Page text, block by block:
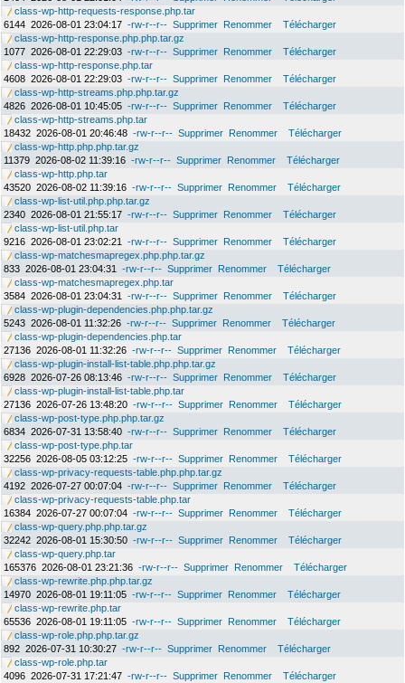
class-wp-http-requests-response.php.tar
6144 2026-08-01 23:04:17 -rw-r--r-- Supprimer Renommer
Télécharger
class-wp-http-response.php.php.tar.gz
1077 2026-08-01 22:29:03 -rw-r--r-- Supprimer Renommer
Télécharger
class-wp-http-response.php.tar
4608 2026-08-01 22:29:03 -rw-r--r-- Supprimer Renommer
Télécharger
class-wp-http-streams.php.php.tar.gz
4826 2026-08-01 10:45:05 -rw-r--r-- Supprimer Renommer
Télécharger
class-wp-http-streams.php.tar
18432 2026-08-01 20:46:48 -rw-r--r-- Supprimer Renommer
Télécharger
class-wp-http.php.php.tar.gz
11379 2026-08-02 11:39:16 -rw-r--r-- Supprimer Renommer
Télécharger
class-wp-http.php.tar
43520 2026-08-02 11:39:16 -rw-r--r-- Supprimer Renommer
Télécharger
class-wp-list-util.php.php.tar.gz
2340 2026-08-01 21:55:17 -rw-r--r-- Supprimer Renommer
Télécharger
class-wp-list-util.php.tar
9216 2026-08-01 23:02:21 -rw-r--r-- Supprimer Renommer
Télécharger
class-wp-matchesmapregex.php.php.tar.gz
833 2026-08-01 23:04:31 -rw-r--r-- Supprimer Renommer
Télécharger
class-wp-matchesmapregex.php.tar
3584 2026-08-01 23:04:31 -rw-r--r-- Supprimer Renommer
Télécharger
class-wp-plugin-dependencies.php.php.tar.gz
5243 2026-08-01 11:32:26 -rw-r--r-- Supprimer Renommer
Télécharger
class-wp-plugin-dependencies.php.tar
27136 2026-08-01 11:32:26 -rw-r--r-- Supprimer Renommer
Télécharger
class-wp-plugin-install-list-table.php.php.tar.gz
6928 2026-07-26 08:13:46 -rw-r--r-- Supprimer Renommer
Télécharger
class-wp-plugin-install-list-table.php.tar
27136 2026-07-26 13:48:20 -rw-r--r-- Supprimer Renommer
Télécharger
class-wp-post-type.php.php.tar.gz
6834 2026-07-31 13:58:40 -rw-r--r-- Supprimer Renommer
Télécharger
class-wp-post-type.php.tar
32256 2026-08-05 03:12:25 -rw-r--r-- Supprimer Renommer
Télécharger
class-wp-privacy-requests-table.php.php.tar.gz
4192 2026-07-27 00:07:04 -rw-r--r-- Supprimer Renommer
Télécharger
class-wp-privacy-requests-table.php.tar
16384 2026-07-27 00:07:04 -rw-r--r-- Supprimer Renommer
Télécharger
class-wp-query.php.php.tar.gz
32242 2026-08-01 15:30:50 -rw-r--r-- Supprimer Renommer
Télécharger
class-wp-query.php.tar
165376 2026-08-01 23:21:36 -rw-r--r-- Supprimer Renommer
Télécharger
class-wp-rewrite.php.php.tar.gz
14970 2026-08-01 19:11:05 -rw-r--r-- Supprimer Renommer
Télécharger
class-wp-rewrite.php.tar
65536 2026-08-01 19:11:05 -rw-r--r-- Supprimer Renommer
Télécharger
class-wp-role.php.php.tar.gz
892 2026-07-31 10:30:27 -rw-r--r-- Supprimer Renommer
Télécharger
class-wp-role.php.tar
4096 2026-07-31 17:21:47 -rw-r--r-- Supprimer Renommer Télécharger